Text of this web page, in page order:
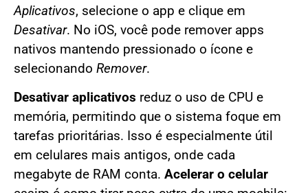
Aplicativos, selecione o app e clique em
Desativar. No iOS, você pode remover apps
nativos mantendo pressionado o ícone e
selecionando Remover.
Desativar aplicativos reduz o uso de CPU e
memória, permitindo que o sistema foque em
tarefas prioritárias. Isso é especialmente útil
em celulares mais antigos, onde cada
megabyte de RAM conta. Acelerar o celular